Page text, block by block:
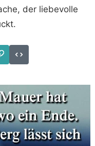
der liebevolle
Code